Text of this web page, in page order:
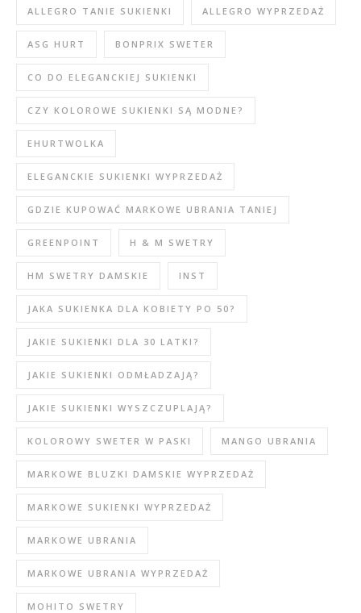
ALLEGRO TANIE SUKIENKI ALLEGRO WYPRZEDAŻ
ASG HURT BONPRIX SWETER
CO DO ELEGANCKIEJ SUKIENKI
CZY KOLOROWE SUKIENKI SĄ MODNE?
EHURTWOLKA
ELEGANCKIE SUKIENKI WYPRZEDAŻ
GDZIE KUPOWAĆ MARKOWE UBRANIA TANIEJ
GREENPOINT H & M SWETRY
HM SWETRY DAMSKIE INST
JAKA SUKIENKA DLA KOBIETY PO 50?
JAKIE SUKIENKI DLA 30 LATKI?
JAKIE SUKIENKI ODMŁADZAJĄ?
JAKIE SUKIENKI WYSZCZUPLAJĄ?
KOLOROWY SWETER W PASKI MANGO UBRANIA
MARKOWE BLUZKI DAMSKIE WYPRZEDAŻ
MARKOWE SUKIENKI WYPRZEDAŻ
MARKOWE UBRANIA
MARKOWE UBRANIA WYPRZEDAŻ
MOHITO SWETRY